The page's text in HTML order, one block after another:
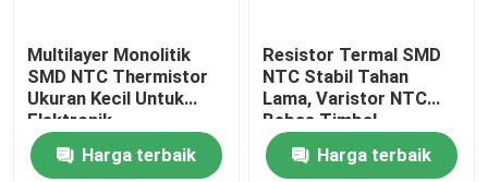
Multilayer Monolitik
SMD NTC Thermistor
Ukuran Kecil Untuk
Elektronik
Harga terbaik
Resistor Termal SMD
NTC Stabil Tahan
Lama, Varistor NTC
Bebas Timbal
Harga terbaik